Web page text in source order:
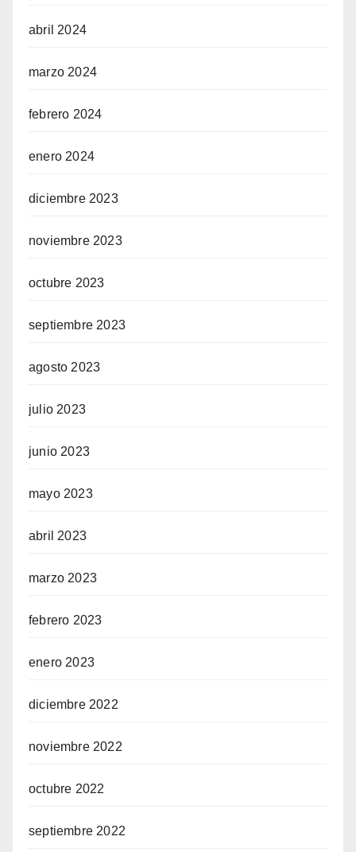
abril 2024
marzo 2024
febrero 2024
enero 2024
diciembre 2023
noviembre 2023
octubre 2023
septiembre 2023
agosto 2023
julio 2023
junio 2023
mayo 2023
abril 2023
marzo 2023
febrero 2023
enero 2023
diciembre 2022
noviembre 2022
octubre 2022
septiembre 2022